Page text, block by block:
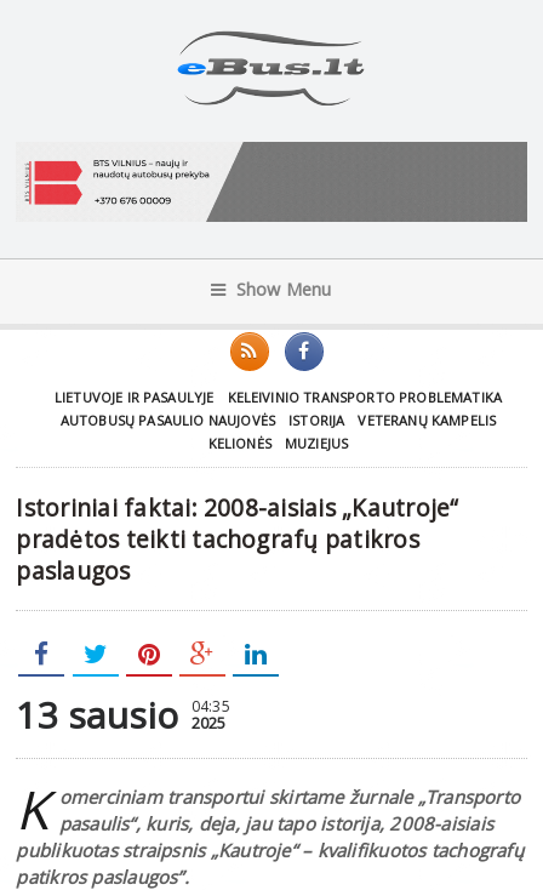
Show Menu
LIETUVOJE IR PASAULYJE
KELEIVINIO TRANSPORTO PROBLEMATIKA
AUTOBUSŲ PASAULIO NAUJOVĖS
ISTORIJA
VETERANŲ KAMPELIS
KELIONĖS
MUZIEJUS
Istoriniai faktai: 2008-aisiais „Kautroje“
pradėtos teikti tachografų patikros
paslaugos
13 sausio 04:35
2025
K omerciniam transportui skirtame žurnale „Transporto
pasaulis“, kuris, deja, jau tapo istorija, 2008-aisiais
publikuotas straipsnis „Kautroje“ – kvalifikuotos tachografų
patikros paslaugos”.